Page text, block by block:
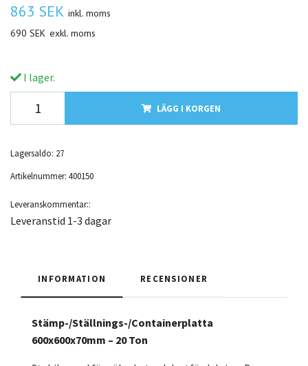
863 SEK inkl. moms
690 SEK exkl. moms
I lager.
LÄGG I KORGEN
Lagersaldo: 27
Artikelnummer: 400150
Leveranskommentar::
Leveranstid 1-3 dagar
INFORMATION RECENSIONER
Stämp-/Ställnings-/Containerplatta
600x600x70mm – 20 Ton